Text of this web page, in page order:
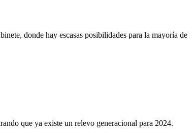
donde hay escasas posibilidades para la mayoría de
que ya existe un relevo generacional para 2024.